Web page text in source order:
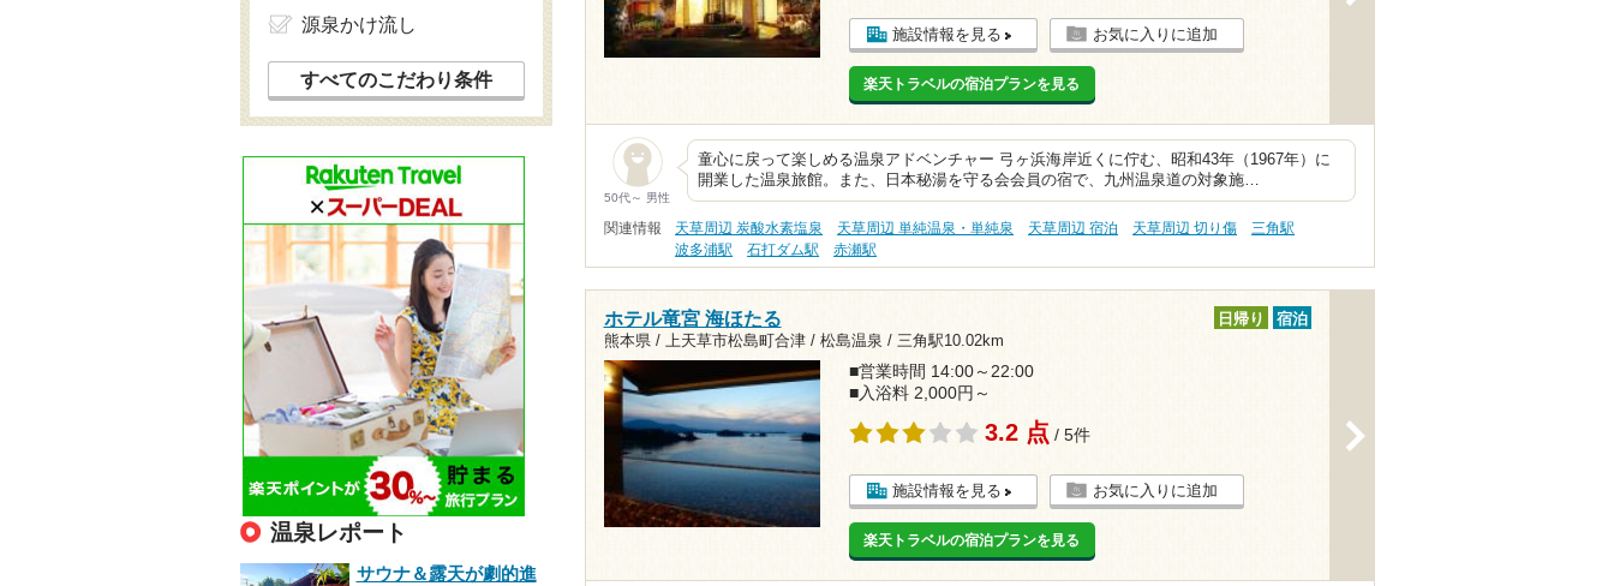
施設情報を見る お気に入りに追加
楽天トラベルの宿泊プランを見る
50代～ 男性
童心に戻って楽しめる温泉アドベンチャー 弓ヶ浜海岸近くに佇む、昭和43年（1967年）に
開業した温泉旅館。また、日本秘湯を守る会会員の宿で、九州温泉道の対象施…
関連情報 天草周辺 炭酸水素塩泉 天草周辺 単純温泉・単純泉 天草周辺 宿泊 天草周辺 切り傷
三角駅
波多浦駅
石打ダム駅 赤瀬駅
ホテル竜宮 海ほたる
熊本県 / 上天草市松島町合津 / 松島温泉 / 三角駅10.02km
日帰り 宿泊
■営業時間 14:00～22:00
■入浴料 2,000円～
3.2 点 / 5件
施設情報を見る お気に入りに追加
楽天トラベルの宿泊プランを見る
源泉かけ流し
すべてのこだわり条件
温泉レポート
サウナ＆露天が劇的進